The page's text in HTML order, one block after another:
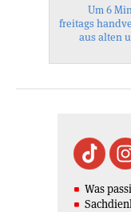
Um 6
freitags
aus alten
Was